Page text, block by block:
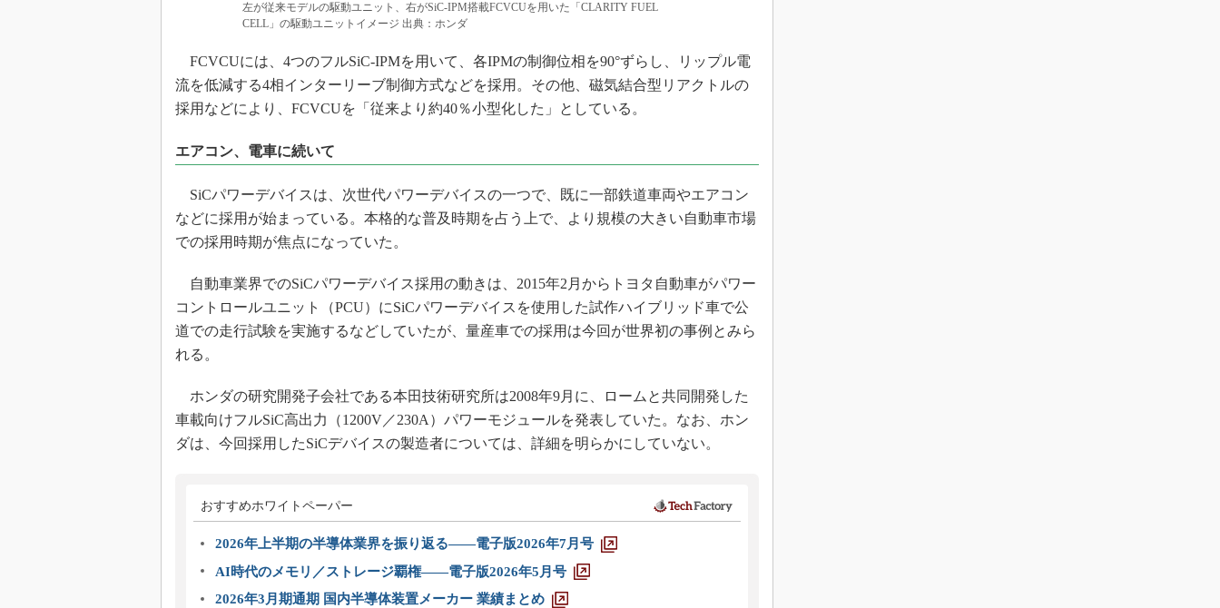
左が従来モデルの駆動ユニット、右がSiC-IPM搭載FCVCUを用いた「CLARITY FUEL
CELL」の駆動ユニットイメージ 出典：ホンダ
FCVCUには、4つのフルSiC-IPMを用いて、各IPMの制御位相を90°ずらし、リップル電
流を低減する4相インターリーブ制御方式などを採用。その他、磁気結合型リアクトルの
採用などにより、FCVCUを「従来より約40％小型化した」としている。
エアコン、電車に続いて
SiCパワーデバイスは、次世代パワーデバイスの一つで、既に一部鉄道車両やエアコン
などに採用が始まっている。本格的な普及時期を占う上で、より規模の大きい自動車市場
での採用時期が焦点になっていた。
自動車業界でのSiCパワーデバイス採用の動きは、2015年2月からトヨタ自動車がパワー
コントロールユニット（PCU）にSiCパワーデバイスを使用した試作ハイブリッド車で公
道での走行試験を実施するなどしていたが、量産車での採用は今回が世界初の事例とみら
れる。
ホンダの研究開発子会社である本田技術研究所は2008年9月に、ロームと共同開発した
車載向けフルSiC高出力（1200V／230A）パワーモジュールを発表していた。なお、ホン
ダは、今回採用したSiCデバイスの製造者については、詳細を明らかにしていない。
おすすめホワイトペーパー
2026年上半期の半導体業界を振り返る――電子版2026年7月号
AI時代のメモリ／ストレージ覇権――電子版2026年5月号
2026年3月期通期 国内半導体装置メーカー 業績まとめ